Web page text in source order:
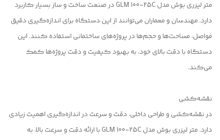
متر لیزری بوش مدل GLM 100-25C در صنعت ساخت و ساز بسیار کاربرد
دارد. مهندسان و معماران می‌توانند از این دستگاه برای اندازه‌گیری دقیق
فواصل، مساحت‌ها و حجم‌ها در پروژه‌های ساختمانی استفاده کنند. این
دستگاه با دقت بالای خود، به بهبود کیفیت و دقت پروژه‌ها کمک
می‌کند.
نقشه‌کشی
در نقشه‌کشی و طراحی داخلی، دقت و سرعت در اندازه‌گیری اهمیت زیادی
دارد. متر لیزری بوش مدل GLM 100-25C با ارائه دقت و سرعت بالا، به